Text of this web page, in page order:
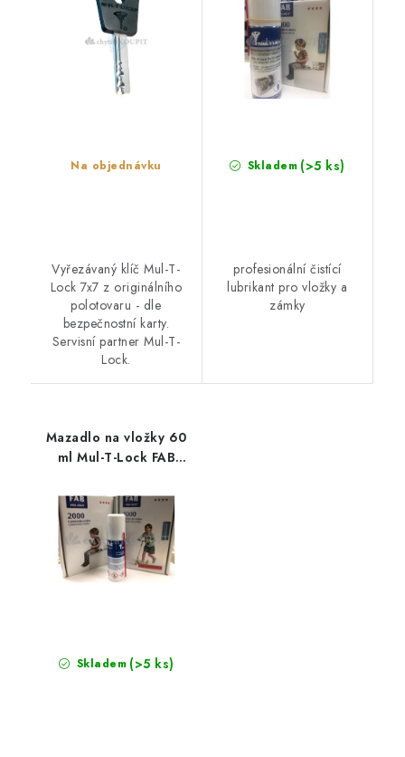
Na objednávku
Vyřezávaný klíč Mul-T-
Lock 7x7 z originálního
polotovaru - dle
bezpečnostní karty.
Servisní partner Mul-T-
Lock.
Skladem (>5 ks)
profesionální čistící
lubrikant pro vložky a
zámky
Mazadlo na vložky 60
ml Mul-T-Lock FAB
Skladem (>5 ks)